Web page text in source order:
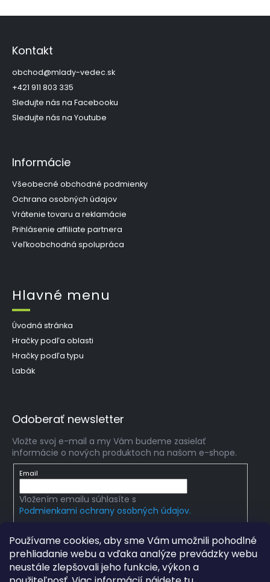
Používame cookies, aby sme Vám umožnili pohodlné
prehliadanie webu a vďaka analýze prevádzky webu
neustále zlepšovali jeho funkcie, výkon a
Kontakt
obchod@mlady-vedec.sk
+421 911 803 335
Sledujte nás na Facebooku
Sledujte nás na Youtube
Informácie
Všeobecné obchodné podmienky
Ochrana osobných údajov
Vrátenie tovaru a reklamácie
Prihlásenie affiliate partnera
Veľkoobchodná spolupráca
Hlavné menu
Úvodná stránka
Hračky podľa oblasti
Hračky podľa typu
Labák
Odoberať newsletter
Vložte svoj e-mail a my Vám budeme zasielať
informácie o nových produktoch na našom e-shope.
Email
Vložením emailu súhlasíte s
Podmienkami ochrany osobných údajov.